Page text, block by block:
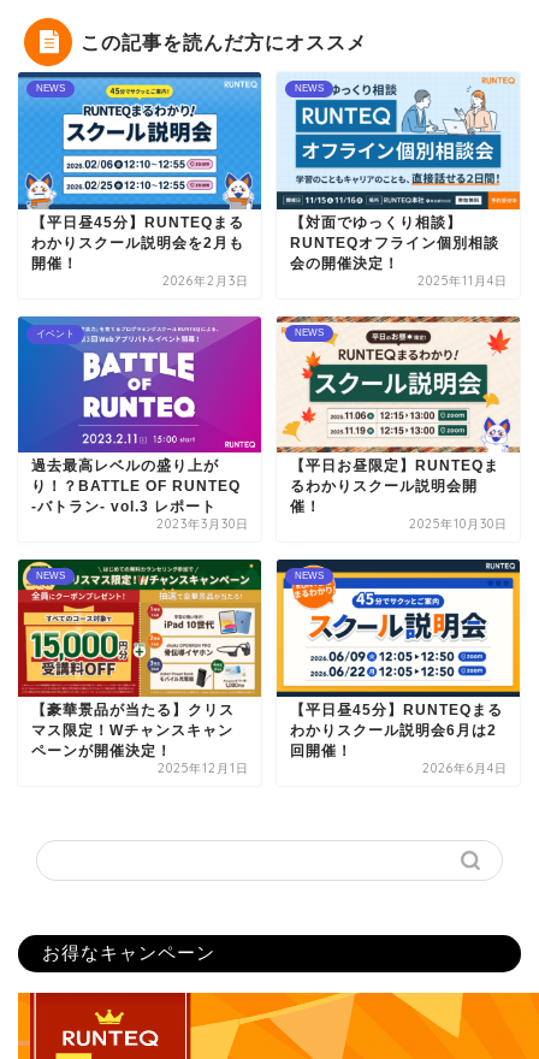
この記事を読んだ方にオススメ
NEWS
【平日昼45分】RUNTEQまる
わかりスクール説明会を2月も
開催！
2026年2月3日
NEWS
【対面でゆっくり相談】
RUNTEQオフライン個別相談
会の開催決定！
2025年11月4日
イベント
過去最高レベルの盛り上が
り！？BATTLE OF RUNTEQ
-バトラン- vol.3 レポート
2023年3月30日
NEWS
【平日お昼限定】RUNTEQま
るわかりスクール説明会開
催！
2025年10月30日
NEWS
【豪華景品が当たる】クリス
マス限定！Wチャンスキャン
ペーンが開催決定！
2025年12月1日
NEWS
【平日昼45分】RUNTEQまる
わかりスクール説明会6月は2
回開催！
2026年6月4日
お得なキャンペーン